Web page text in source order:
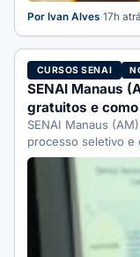
Por Ivan Alves·17h
CURSOS SENAI
SENAI Manaus
gratuitos e
SENAI Manaus
processo seletivo e
completo.